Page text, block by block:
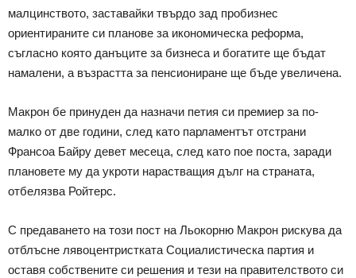
малцинството, заставайки твърдо зад пробизнес
ориентираните си планове за икономическа реформа,
съгласно която данъците за бизнеса и богатите ще бъдат
намалени, а възрастта за пенсиониране ще бъде увеличена.
Макрон бе принуден да назначи петия си премиер за по-
малко от две години, след като парламентът отстрани
Франсоа Байру девет месеца, след като пое поста, заради
плановете му да укроти нарастващия дълг на страната,
отбелязва Ройтерс.
С предаването на този пост на Льокорню Макрон рискува да
отблъсне лявоцентристката Социалистическа партия и
оставя собствените си решения и тези на правителството си